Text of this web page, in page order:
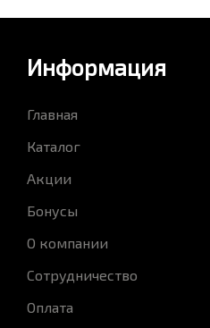
0.0022
0.0024
0.003
0.0031
0.0076
0.0077
Информация
Главная
Каталог
Акции
Бонусы
О компании
Сотрудничество
Оплата